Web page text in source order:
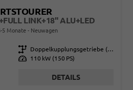
LINK+18" ALU+LED
5 Monate Neuwagen
Getriebe
Doppelkupplungsgetriebe (DSG)
Leistung 110 kW (150 PS)
DETAILS